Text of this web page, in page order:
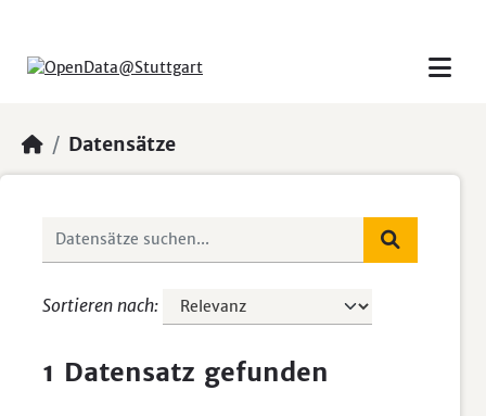
Datensätze
Sortieren nach
1 Datensatz gefunden